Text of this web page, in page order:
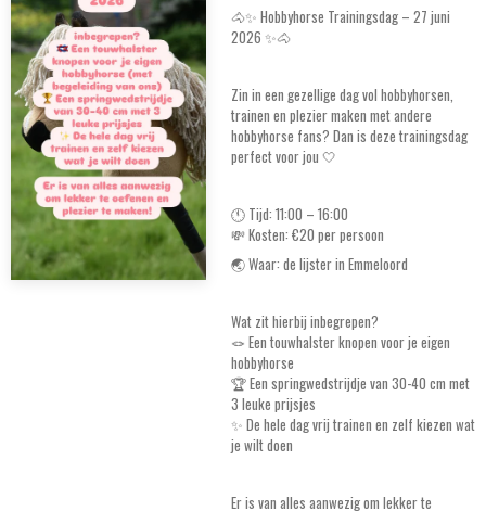
🐴✨ Hobbyhorse Trainingsdag – 27 juni
2026 ✨🐴
Zin in een gezellige dag vol hobbyhorsen,
trainen en plezier maken met andere
hobbyhorse fans? Dan is deze trainingsdag
perfect voor jou 🤍
🕚 Tijd: 11:00 – 16:00
💸 Kosten: €20 per persoon
🌏 Waar: de lijster in Emmeloord
Wat zit hierbij inbegrepen?
🪢 Een touwhalster knopen voor je eigen
hobbyhorse
🏆 Een springwedstrijdje van 30-40 cm met
3 leuke prijsjes
✨ De hele dag vrij trainen en zelf kiezen wat
je wilt doen
Er is van alles aanwezig om lekker te